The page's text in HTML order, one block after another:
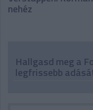
nehéz
Hallgasd meg a
legfrissebb